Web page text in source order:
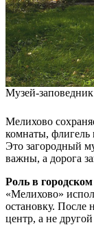
Музей-
Мелихово
комнаты, флигель
Это загородный
важны, а дорога
Роль в
«Мелихово»
остановку. После
центр, а не